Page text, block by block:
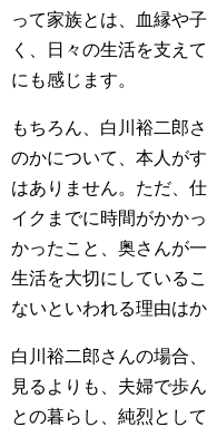
って家族とは、血縁や
く、日々の生活を支え
にも感じます。
もちろん、白川裕二郎
のかについて、本人が
はありません。ただ、
イクまでに時間がかか
かったこと、奥さんが
生活を大切にしている
ないといわれる理由は
白川裕二郎さんの場合
見るよりも、夫婦で歩
との暮らし、純烈とし